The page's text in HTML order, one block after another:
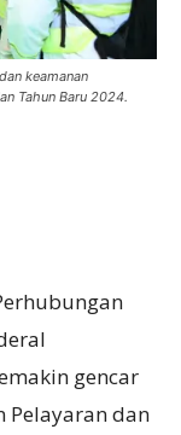
keamanan
Tahun Baru 2024.
gencar
Pelayaran dan